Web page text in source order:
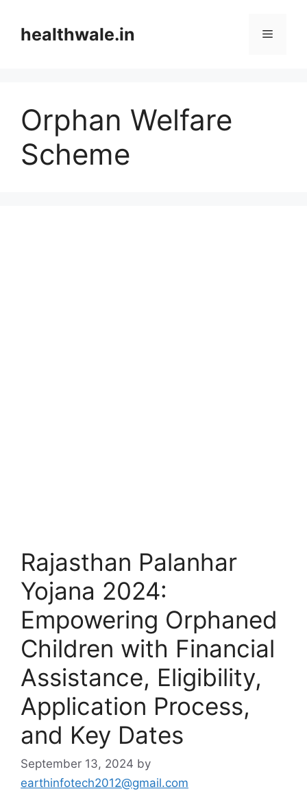
contenthealthwale.in Menu
Orphan Welfare
Scheme
Rajasthan Palanhar
Yojana 2024:
Empowering Orphaned
Children with Financial
Assistance, Eligibility,
Application Process,
and Key Dates
September 13, 2024 by
earthinfotech2012@gmail.com